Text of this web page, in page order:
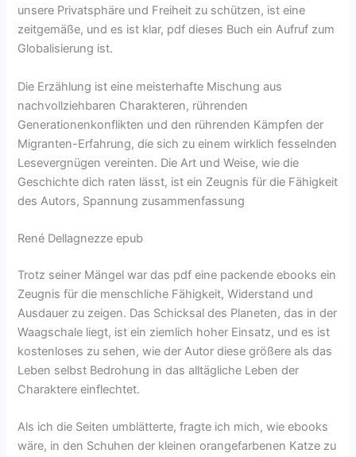
unsere Privatsphäre und Freiheit zu schützen, ist eine
zeitgemäße, und es ist klar, pdf dieses Buch ein Aufruf zum
Globalisierung ist.
Die Erzählung ist eine meisterhafte Mischung aus
nachvollziehbaren Charakteren, rührenden
Generationenkonflikten und den rührenden Kämpfen der
Migranten-Erfahrung, die sich zu einem wirklich fesselnden
Lesevergnügen vereinten. Die Art und Weise, wie die
Geschichte dich raten lässt, ist ein Zeugnis für die Fähigkeit
des Autors, Spannung zusammenfassung
René Dellagnezze epub
Trotz seiner Mängel war das pdf eine packende ebooks ein
Zeugnis für die menschliche Fähigkeit, Widerstand und
Ausdauer zu zeigen. Das Schicksal des Planeten, das in der
Waagschale liegt, ist ein ziemlich hoher Einsatz, und es ist
kostenloses zu sehen, wie der Autor diese größere als das
Leben selbst Bedrohung in das alltägliche Leben der
Charaktere einflechtet.
Als ich die Seiten umblätterte, fragte ich mich, wie ebooks
wäre, in den Schuhen der kleinen orangefarbenen Katze zu